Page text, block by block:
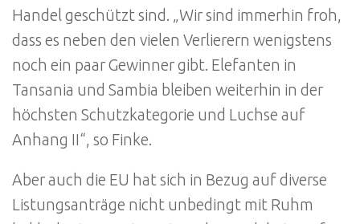
Handel geschützt sind. „Wir sind immerhin froh,
dass es neben den vielen Verlierern wenigstens
noch ein paar Gewinner gibt. Elefanten in
Tansania und Sambia bleiben weiterhin in der
höchsten Schutzkategorie und Luchse auf
Anhang II“, so Finke.
Aber auch die EU hat sich in Bezug auf diverse
Listungsanträge nicht unbedingt mit Ruhm